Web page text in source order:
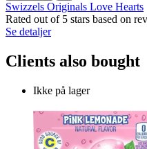
Swizzels Originals Love Hearts
Rated out of 5 stars based on
Se detaljer
Clients also bought
Ikke på lager